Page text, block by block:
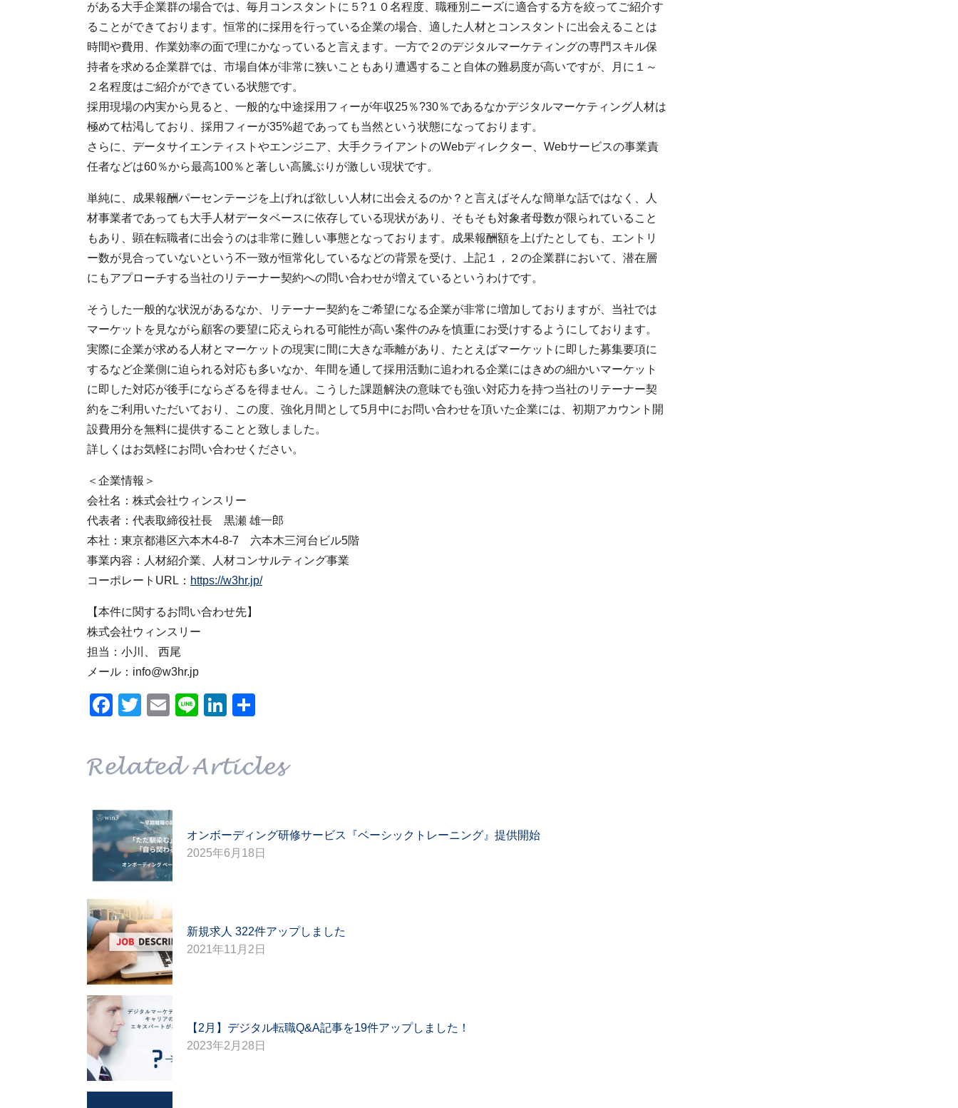
がある大手企業群の場合では、毎月コンスタントに５?１０名程度、職種別ニーズに適合する方を絞ってご紹介す
ることができております。恒常的に採用を行っている企業の場合、適した人材とコンスタントに出会えることは
時間や費用、作業効率の面で理にかなっていると言えます。一方で２のデジタルマーケティングの専門スキル保
持者を求める企業群では、市場自体が非常に狭いこともあり遭遇すること自体の難易度が高いですが、月に１～
２名程度はご紹介ができている状態です。
採用現場の内実から見ると、一般的な中途採用フィーが年収25％?30％であるなかデジタルマーケティング人材は
極めて枯渇しており、採用フィーが35%超であっても当然という状態になっております。
さらに、データサイエンティストやエンジニア、大手クライアントのWebディレクター、Webサービスの事業責
任者などは60％から最高100％と著しい高騰ぶりが激しい現状です。
単純に、成果報酬パーセンテージを上げれば欲しい人材に出会えるのか？と言えばそんな簡単な話ではなく、人
材事業者であっても大手人材データベースに依存している現状があり、そもそも対象者母数が限られていること
もあり、顕在転職者に出会うのは非常に難しい事態となっております。成果報酬額を上げたとしても、エントリ
ー数が見合っていないという不一致が恒常化しているなどの背景を受け、上記１，２の企業群において、潜在層
にもアプローチする当社のリテーナー契約への問い合わせが増えているというわけです。
そうした一般的な状況があるなか、リテーナー契約をご希望になる企業が非常に増加しておりますが、当社では
マーケットを見ながら顧客の要望に応えられる可能性が高い案件のみを慎重にお受けするようにしております。
実際に企業が求める人材とマーケットの現実に間に大きな乖離があり、たとえばマーケットに即した募集要項に
するなど企業側に迫られる対応も多いなか、年間を通して採用活動に追われる企業にはきめの細かいマーケット
に即した対応が後手にならざるを得ません。こうした課題解決の意味でも強い対応力を持つ当社のリテーナー契
約をご利用いただいており、この度、強化月間として5月中にお問い合わせを頂いた企業には、初期アカウント開
設費用分を無料に提供することと致しました。
詳しくはお気軽にお問い合わせください。
＜企業情報＞
会社名：株式会社ウィンスリー
代表者：代表取締役社長 黒瀬 雄一郎
本社：東京都港区六本木4-8-7 六本木三河台ビル5階
事業内容：人材紹介業、人材コンサルティング事業
コーポレートURL： https://w3hr.jp/
【本件に関するお問い合わせ先】
株式会社ウィンスリー
担当：小川、 西尾
メール：info@w3hr.jp
Facebook
Twitter
EmailLineLinkedIn
オンボーディング研修サービス『ベーシックトレーニング』提供開始
2025年6月18日
新規求人 322件アップしました
2021年11月2日
【2月】デジタル転職Q&A記事を19件アップしました！
2023年2月28日